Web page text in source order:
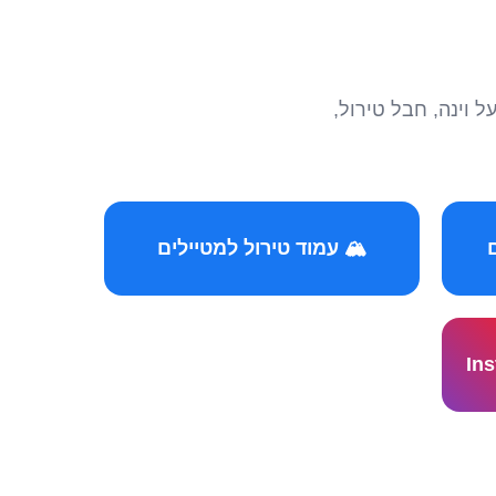
וינה, חבל טירול,
🏔️ עמוד טירול למטיילים